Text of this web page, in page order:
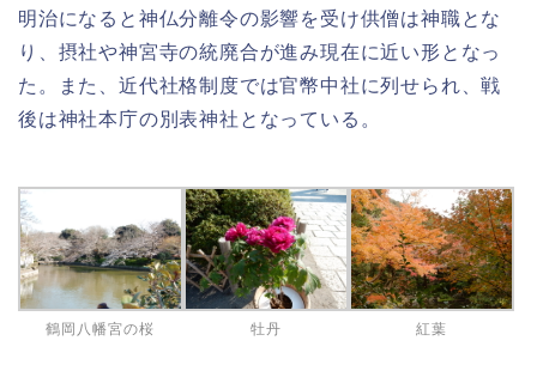
明治になると神仏分離令の影響を受け供僧は神職とな
り、摂社や神宮寺の統廃合が進み現在に近い形となっ
た。また、近代社格制度では官幣中社に列せられ、戦
後は神社本庁の別表神社となっている。
鶴岡八幡宮の桜 牡丹 紅葉